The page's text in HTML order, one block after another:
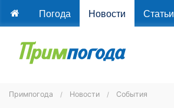
Погода Новости Статьи
Примпогода Новости События